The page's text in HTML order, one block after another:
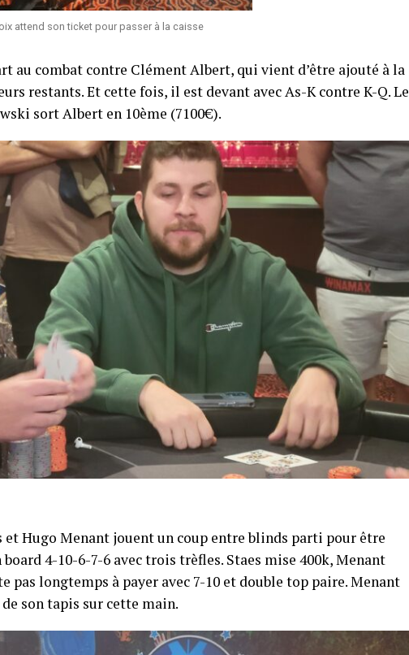
attend son ticket pour passer à la caisse
au combat contre Clément Albert, qui vient d’être ajouté à la
restants. Et cette fois, il est devant avec As-K contre K-Q. Le
sort Albert en 10ème (7100€).
et Hugo Menant jouent un coup entre blinds parti pour être
4-10-6-7-6 avec trois trèfles. Staes mise 400k, Menant
pas longtemps à payer avec 7-10 et double top paire. Menant
son tapis sur cette main.